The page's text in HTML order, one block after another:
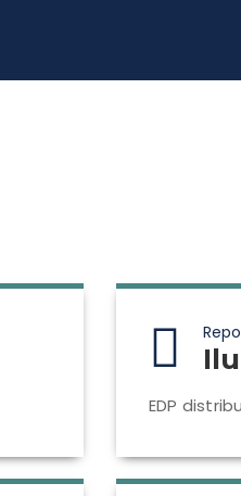
EDP